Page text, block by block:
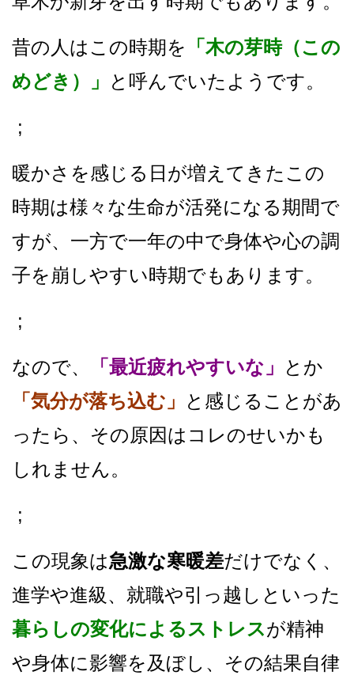
昔の人はこの時期を
「木の芽時（この
めどき）」
と呼んでいたようです。
;
暖かさを感じる日が増えてきたこの
時期は様々な生命が活発になる期間で
すが、 一方で一年の中で身体や心の調
子を崩しやすい時期でもあります。
;
なので、 「最近疲れやすいな」
とか
「気分が落ち込む」
と 感じることがあ
ったら、その原因はコレのせいかも
しれません。
;
この現象は急激な寒暖差だけでなく、
進学や進級、就職や引っ越しといった
暮らしの変化によるストレスが精神
や身体に影響を及ぼし、その結果自律